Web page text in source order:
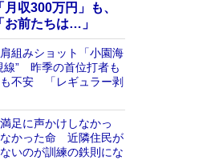
収300万円」も、
お前たちは…」
組みショット「小園海
線” 昨季の首位打者も
不安 「レギュラー剥
足に声かけしなかっ
かった命 近隣住民が
いのが訓練の鉄則にな